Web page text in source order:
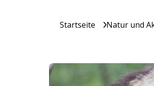
Startseite Natur und